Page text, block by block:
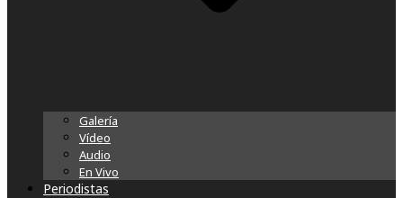
Galería
Vídeo
Audio
En Vivo
Periodistas